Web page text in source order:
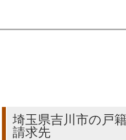
埼玉県吉川市の戸
請求先